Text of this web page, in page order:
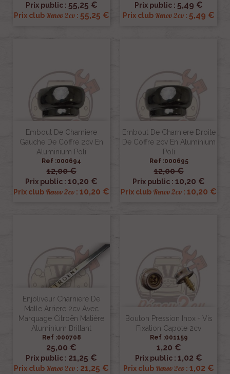
Prix public : 55,25 €
Prix club Renov 2cv: 55,25 €
Prix public : 5,49 €
Prix club Renov 2cv : 5,49 €
Embout De Charniere
Gauche De Coffre 2cv En
Aluminium Poli
Ref :000694
12,00 €
Prix public : 10,20 €
Prix club Renov 2cv : 10,20 €
Embout De Charniere Droite
De Coffre 2cv En Aluminium
Poli
Ref :000695
12,00 €
Prix public : 10,20 €
Prix club Renov 2cv : 10,20 €
Enjoliveur Charniere De
Malle Arriere 2cv Avec
Marquage Citroën Matière
Aluminium Brillant
Ref :000708
25,00 €
Prix public : 21,25 €
Prix club Renov 2cv : 21,25 €
Bouton Pression Inox + Vis
Fixation Capote 2cv
Ref :001159
1,20 €
Prix public : 1,02 €
Prix club Renov 2cv : 1,02 €